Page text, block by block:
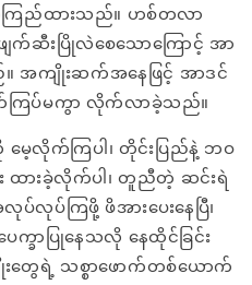
ြည်ထားသည်။ ဟစ်တလာ
ျက်ဆီးပြိုလဲစေသောကြောင့် အာ
။ အကျိုးဆက်အနေဖြင့် အာဒင်
က်ကြပ်မကွာ လိုက်လာခဲ့သည်။
လိုက်ကြပါ၊ တိုင်းပြည်နဲ့ ဘဝ
ထားခဲ့လိုက်ပါ၊ တူညီတဲ့ ဆင်းရဲ
လုပ်ကြဖို့ ဖိအားပေးနေပြီ၊
က္ခာပြုနေသလို နေထိုင်ခြင်း
တွေရဲ့ သစ္စာဖောက်တစ်ယောက်